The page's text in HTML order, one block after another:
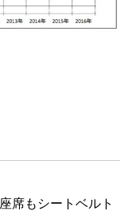
席もシートベルト